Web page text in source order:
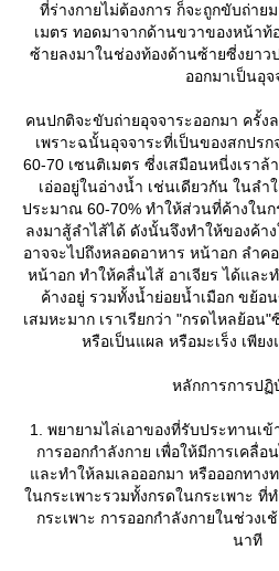
ที่ร่างกายไม่ต้องการ ก็จะถูกขับถ่า
เมตร ทอดมาจากด้านขวาของหน้าท้
ซ้ายลงมาในช่องท้องด้านซ้ายซี่งยา
ออกมาเป็นอุจ
คนปกติจะขับถ่ายอุจจาระออกมา ครั้ง
เพราะฉนั้นอุจจาระที่เป็นของสกปร
60-70 เซนติเมตร ซี่งเสมือนหนี่งเรา
เอ่ออยู่ในอ่างน้ำ เช่นเดียวกัน ในล
ประมาณ 60-70% ทำให้ส่วนที่ค้างในก
ลงมาสู้ลำไส้ได้ ดังนั้นจึงทำให้ของค้า
อาจจะไปถึงหลอดอาหาร หน้าอก ลำค
หน้าอก ทำให้คลื่นไส้ อาเจียร ได้และ
ค้างอยู่ รวมทั้งน้ำย่อยน้ำเมือก ขย้อ
เสมหะมาก เราเรียกว่า "กรดไหลย้อน
หรือเป็นแผล หรือมะเร็ง เพีย
หลักการการปฏิ
1. พยายามไล่เอาของที่รับประทานเ
การออกกำลังกาย เพื่อให้มีการเคลื่อ
ละทำให้ลมเลอออกมา หรือออกทาง
นกระเพาะรวมทั้งกรดในกระเพาะ ที่
กระเพาะ การออกกำลังกายในช่วงเ
นาที